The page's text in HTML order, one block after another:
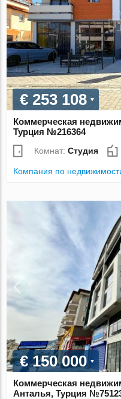
€ 253 108
Коммерческая
Турция №216364
Комнат:Студия
Компания по
€ 150 000
Коммерческая
Анталья, Турция